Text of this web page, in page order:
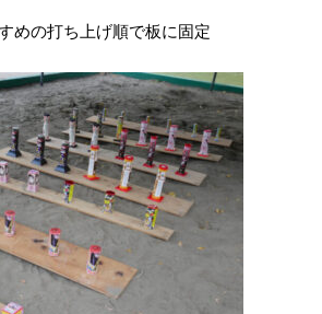
めの打ち上げ順で板に固定